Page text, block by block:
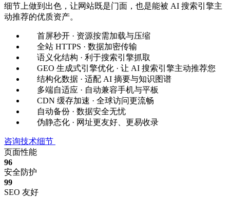
细节上做到出色，让网站既是门面，也是能被 AI 搜索引擎主
动推荐的优质资产。
首屏秒开 · 资源按需加载与压缩
全站 HTTPS · 数据加密传输
语义化结构 · 利于搜索引擎抓取
GEO 生成式引擎优化 · 让 AI 搜索引擎主动推荐您
结构化数据 · 适配 AI 摘要与知识图谱
多端自适应 · 自动兼容手机与平板
CDN 缓存加速 · 全球访问更流畅
自动备份 · 数据安全无忧
伪静态化 · 网址更友好、更易收录
咨询技术细节
页面性能
96
安全防护
99
SEO 友好